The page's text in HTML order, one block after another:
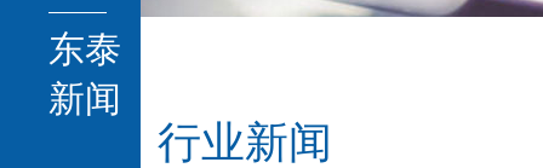
东泰
新闻
行业新闻